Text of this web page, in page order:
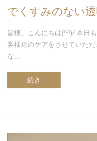
でくすみのない
皆様、こんにちは(^^)/ 本日
客様達のケアをさせていた
な…
続き